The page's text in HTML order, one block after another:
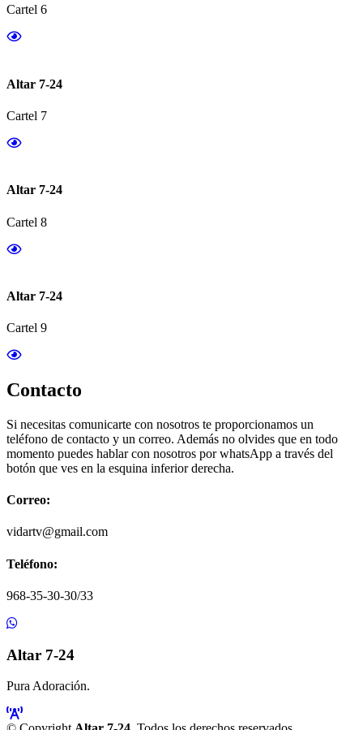
Cartel 6
Altar 7-24
Cartel 7
Altar 7-24
Cartel 8
Altar 7-24
Cartel 9
Contacto
Si necesitas comunicarte con nosotros te proporcionamos un
teléfono de contacto y un correo. Además no olvides que en todo
momento puedes hablar con nosotros por whatsApp a través del
botón que ves en la esquina inferior derecha.
Correo:
vidartv@gmail.com
Teléfono:
968-35-30-30/33
Altar 7-24
Pura Adoración.